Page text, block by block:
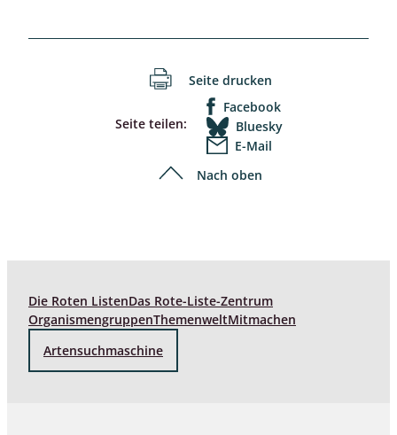
Seite drucken
Seite teilen:
Facebook
Bluesky
E-Mail
Nach oben
Die Roten ListenDas Rote-Liste-Zentrum
OrganismengruppenThemenweltMitmachen
Artensuchmaschine